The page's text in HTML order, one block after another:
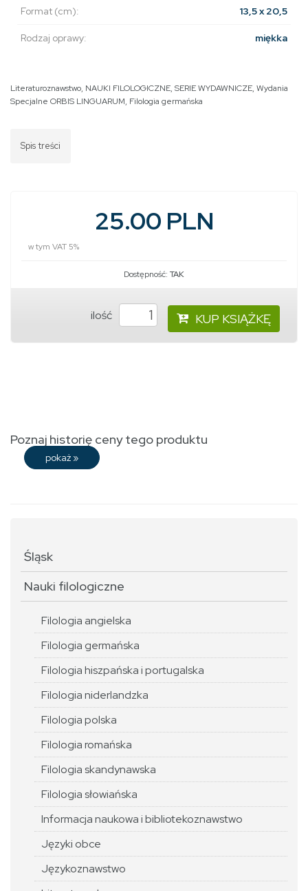
Format (cm): 13,5 x 20,5
Rodzaj oprawy: miękka
Literaturoznawstwo, NAUKI FILOLOGICZNE, SERIE WYDAWNICZE, Wydania
Specjalne ORBIS LINGUARUM, Filologia germańska
Spis treści
25.00 PLN
w tym VAT 5%
Dostępność: TAK
ilość KUP KSIĄŻKĘ
Poznaj historię ceny tego produktu
pokaż »
Śląsk
Nauki filologiczne
Filologia angielska
Filologia germańska
Filologia hiszpańska i portugalska
Filologia niderlandzka
Filologia polska
Filologia romańska
Filologia skandynawska
Filologia słowiańska
Informacja naukowa i bibliotekoznawstwo
Języki obce
Językoznawstwo